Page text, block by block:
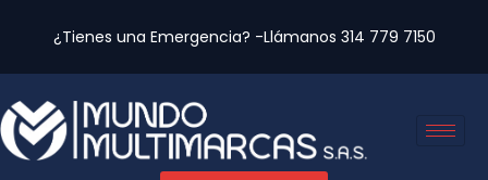
¿Tienes una Emergencia? -Llámanos 314 779 7150